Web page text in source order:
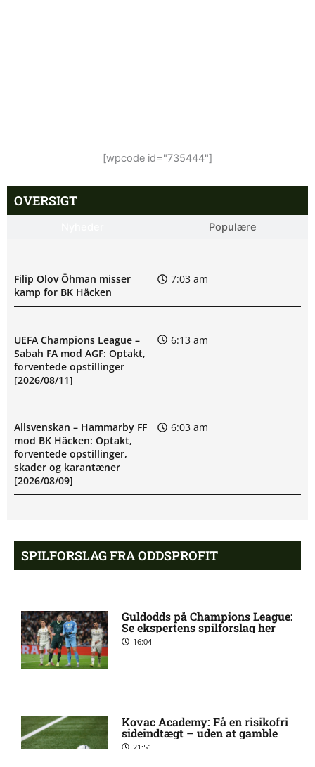
[wpcode id="735444"]
OVERSIGT
Populære
Filip Olov Öhman misser
kamp for BK Häcken
7:03 am
UEFA Champions League –
Sabah FA mod AGF: Optakt,
forventede opstillinger
[2026/08/11]
6:13 am
Allsvenskan – Hammarby FF
mod BK Häcken: Optakt,
forventede opstillinger,
skader og karantæner
[2026/08/09]
6:03 am
Souza usikker til Fluminenses
kamp
United-jagt
Premier League-oprykker
Julián Camilo Millán Díaz
(Fluminense): skadesstatus
8:41 pm
SPILFORSLAG FRA ODDSPROFIT
Guldodds på Champions League:
Se ekspertens spilforslag her
16:04
Kovac Academy: Få en risikofri
sideindtægt – uden at gamble
21:51